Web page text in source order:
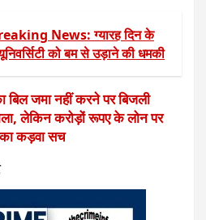
News: ग्यारह दिन के
को बम से उड़ाने की धमकी
बिल जमा नहीं करने पर बिजली
लेकिन करोड़ों रूपए के लोन पर
कड़वा सच